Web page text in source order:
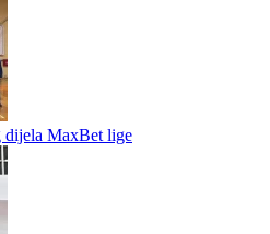
prosečno bilježio 22.3 poena uz...
bolja od Slobode